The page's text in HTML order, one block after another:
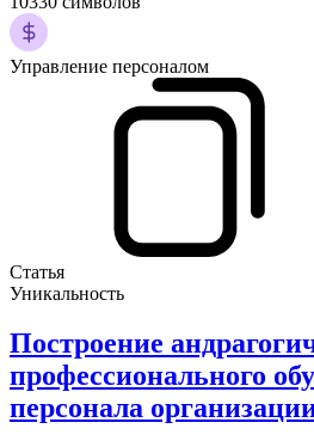
Управление персоналом
Статья
Уникальность
Построение
профессионального
персонала